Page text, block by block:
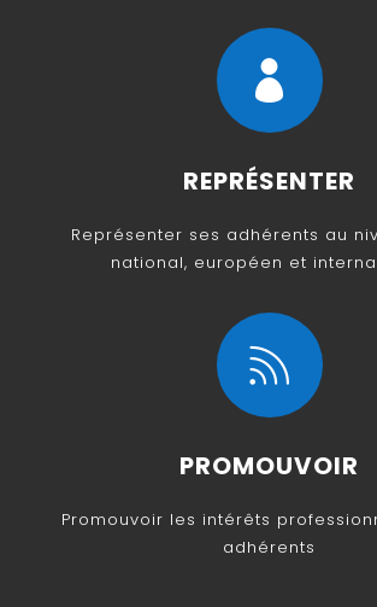

REPRÉSENTER
Représenter ses adhérents au
national, européen et

PROMOUVOIR
Promouvoir les intérêts
adhérents